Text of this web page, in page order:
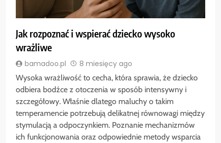
Jak rozpoznać i wspierać dziecko wysoko
wrażliwe
bamadoo.pl 8 miesięcy ago
Wysoka wrażliwość to cecha, która sprawia, że dziecko
odbiera bodźce z otoczenia w sposób intensywny i
szczegółowy. Właśnie dlatego maluchy o takim
temperamencie potrzebują delikatnej równowagi między
stymulacją a odpoczynkiem. Poznanie mechanizmów
ich funkcjonowania oraz odpowiednie metody wsparcia